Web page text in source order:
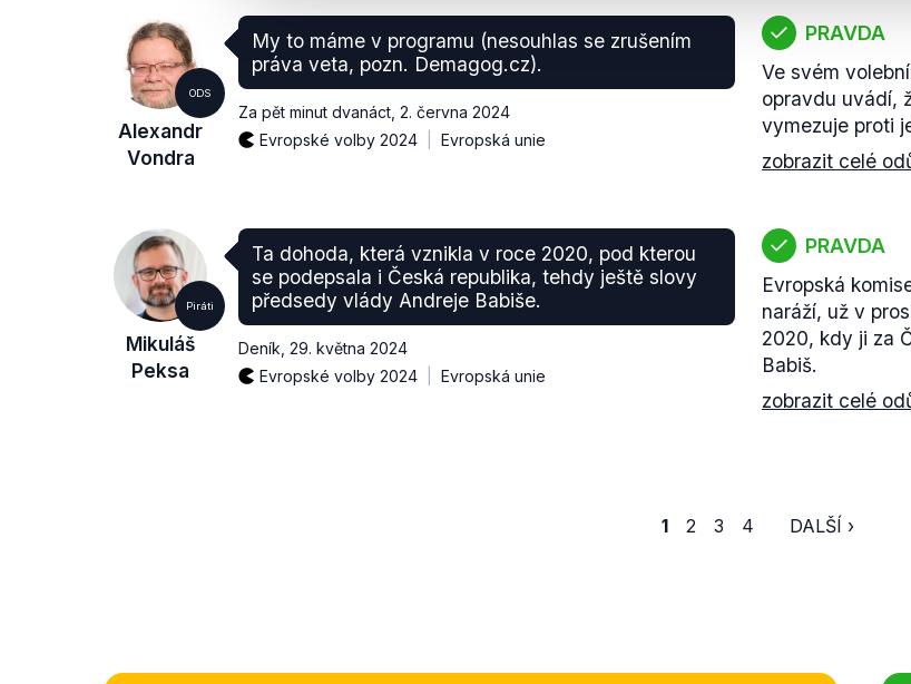
ODS
Alexandr
Vondra
My to máme v programu (nesouhlas se zrušením
práva veta, pozn. Demagog.cz).
Za pět minut dvanáct 2. června 2024
Evropské volby 2024
Evropská unie
PRAVDA
Ve svém
opravdu uvádí,
vymezuje proti
zobrazit celé
Piráti
Mikuláš
Peksa
Ta dohoda, která vznikla v roce 2020, pod kterou
se podepsala i Česká republika, tehdy ještě slovy
předsedy vlády Andreje Babiše.
Deník 29. května 2024
Evropské volby 2024
Evropská unie
PRAVDA
Evropská
naráží, už v
2020, kdy ji za
Babiš.
zobrazit celé
1 2 3 4 DALŠÍ ›